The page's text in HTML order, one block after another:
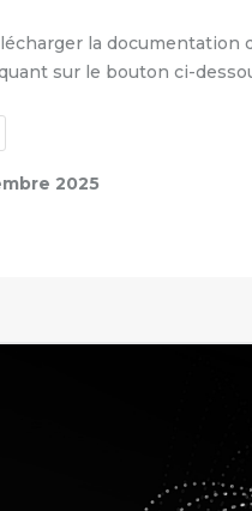
la documentation
sur le bouton ci-
2025